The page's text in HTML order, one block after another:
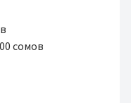
сомов